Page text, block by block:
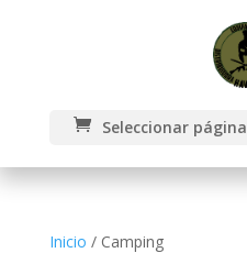
Seleccionar página
Inicio / Camping